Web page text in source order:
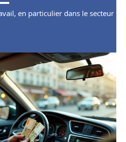
en particulier dans le secteur